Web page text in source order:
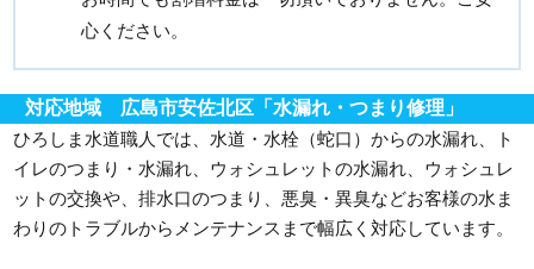
心ください。
対応地域 広島市安佐北区「水漏れ・つまり修理」
ひろしま水道職人では、水道・水栓（蛇口）からの水漏れ、ト
イレのつまり・水漏れ、ウォシュレットの水漏れ、ウォシュレ
ットの交換や、排水口のつまり、悪臭・異臭などお客様の水ま
わりのトラブルからメンテナンスまで幅広く対応しています。